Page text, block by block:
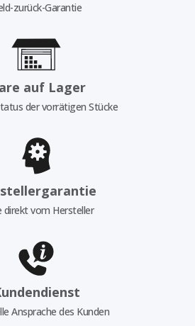
zurück-Garantie
auf Lager
der vorrätigen Stücke
direkt vom Hersteller
Ansprache des Kunden